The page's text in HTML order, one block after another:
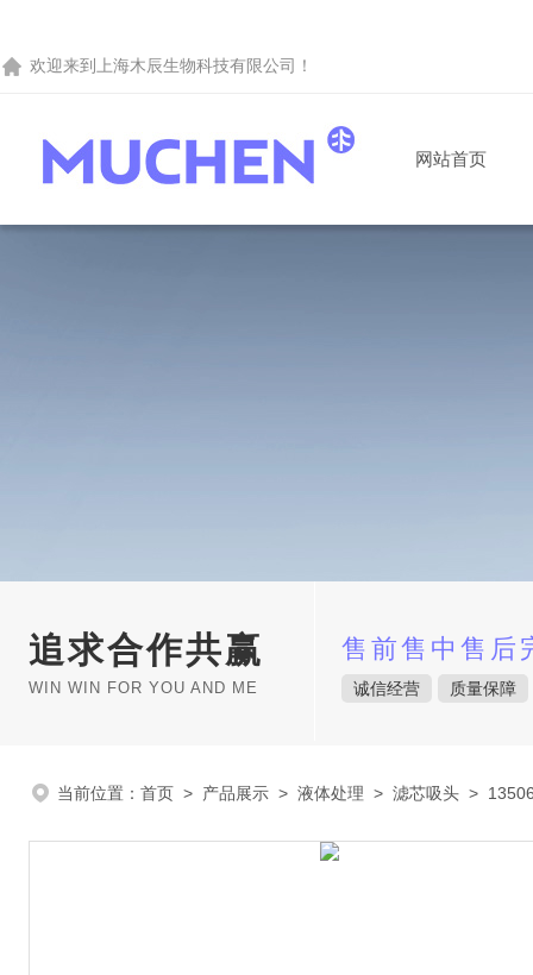
欢迎来到 上海木辰生物科技有限公司 ！
网站首页
追求合作共赢
WIN WIN FOR YOU AND ME
售前售中售后
诚信经营 质量保障
当前位置： 首页 > 产品展示 > 液体处理 > 滤芯吸头 >